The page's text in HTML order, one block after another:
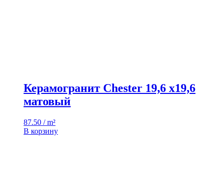
Керамогранит Chester 19,6 x19,6
матовый
87.50 / m²
В корзину